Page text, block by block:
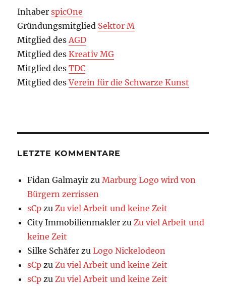
InhaberspicOne
Gründungsmitglied Sektor M
Mitglied des AGD
Mitglied desKreativ MG
Mitglied desTDC
Mitglied desVerein für die Schwarze Kunst
LETZTE KOMMENTARE
Fidan Galmayir zu Marburg Logo wird von
Bürgern zerrissen
sCp zu Zu viel Arbeit und keine Zeit
City Immobilienmakler zu Zu viel Arbeit und
keine Zeit
Silke Schäfer zuLogo Nickelodeon
sCp zu Zu viel Arbeit und keine Zeit
sCp zu Zu viel Arbeit und keine Zeit